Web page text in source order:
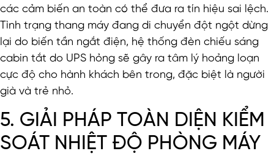
các cảm biến an toàn có thể đưa ra tín hiệu sai lệch.
Tình trạng thang máy đang di chuyển đột ngột dừng
lại do biến tần ngắt điện, hệ thống đèn chiếu sáng
cabin tắt do UPS hỏng sẽ gây ra tâm lý hoảng loạn
cực độ cho hành khách bên trong, đặc biệt là người
già và trẻ nhỏ.
5. GIẢI PHÁP TOÀN DIỆN KIỂM
SOÁT NHIỆT ĐỘ PHÒNG MÁY